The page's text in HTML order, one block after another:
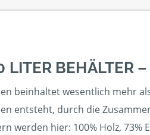
LITER BEHÄLTER
beinhaltet wesentlich mehr
entsteht, durch die
werden hier: 100% Holz,